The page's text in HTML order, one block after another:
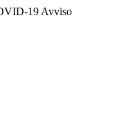
19 Avviso